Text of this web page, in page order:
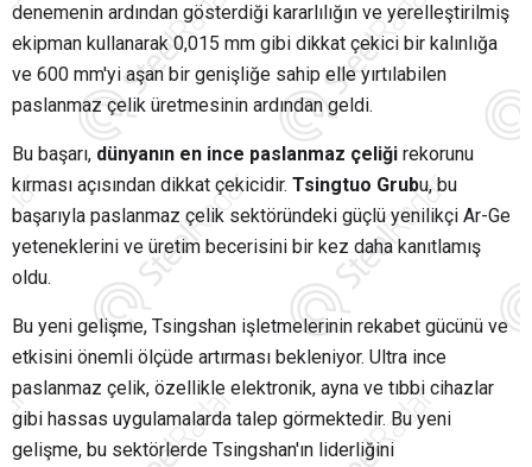
denemenin ardından gösterdiği kararlılığın ve yerelleştirilmiş
ekipman kullanarak 0,015 mm gibi dikkat çekici bir kalınlığa
ve 600 mm'yi aşan bir genişliğe sahip elle yırtılabilen
paslanmaz çelik üretmesinin ardından geldi.
Bu başarı, dünyanın en ince paslanmaz çeliği rekorunu
kırması açısından dikkat çekicidir. Tsingtuo Grubu, bu
başarıyla paslanmaz çelik sektöründeki güçlü yenilikçi Ar-Ge
yeteneklerini ve üretim becerisini bir kez daha kanıtlamış
oldu.
Bu yeni gelişme, Tsingshan işletmelerinin rekabet gücünü ve
etkisini önemli ölçüde artırması bekleniyor. Ultra ince
paslanmaz çelik, özellikle elektronik, ayna ve tıbbi cihazlar
gibi hassas uygulamalarda talep görmektedir. Bu yeni
gelişme, bu sektörlerde Tsingshan'ın liderliğini